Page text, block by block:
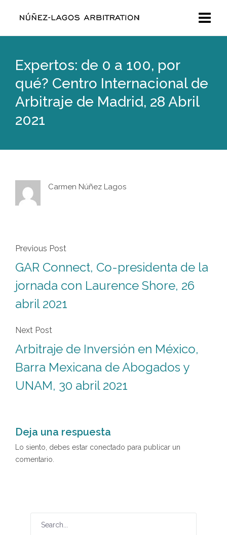
Expertos: de 0 a 100, por
qué? Centro Internacional de
Arbitraje de Madrid, 28 Abril
2021
Carmen Núñez Lagos
Previous Post
GAR Connect, Co-presidenta de la
jornada con Laurence Shore, 26
abril 2021
Next Post
Arbitraje de Inversión en México,
Barra Mexicana de Abogados y
UNAM, 30 abril 2021
Deja una respuesta
Lo siento, debes estar conectado para publicar un
comentario.